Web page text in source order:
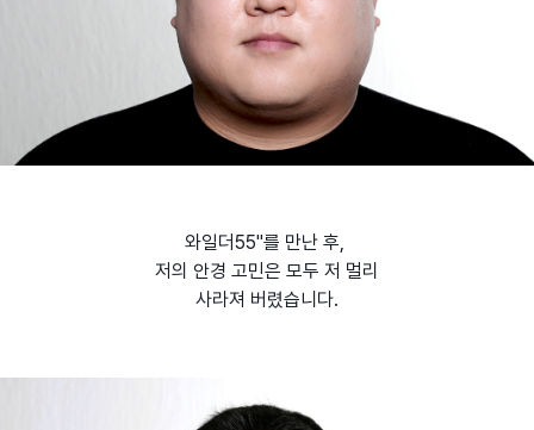
와일더55"를 만난 후,
저의 안경 고민은 모두 저 멀리
사라져 버렸습니다.